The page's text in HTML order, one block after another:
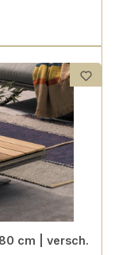
cm | versch.